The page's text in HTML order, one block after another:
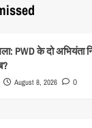
PWD के दो अभियंता
August 8, 2026 0